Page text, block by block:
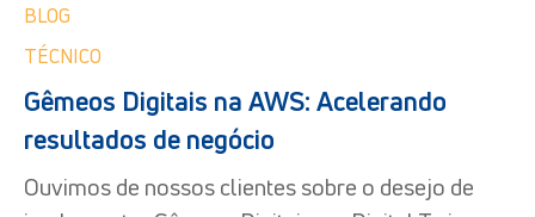
BLOG
TÉCNICO
Gêmeos Digitais na AWS: Acelerando
resultados de negócio
Ouvimos de nossos clientes sobre o desejo de